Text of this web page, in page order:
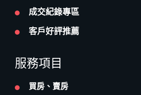
成交紀錄專區
客戶好評推薦
服務項目
買房、賣房